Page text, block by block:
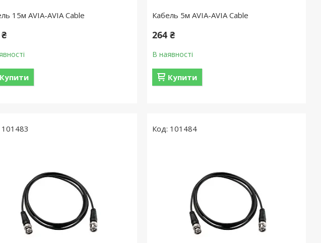
15м AVIA-AVIA Cable
Купити
Кабель 5м AVIA-AVIA Cable
264 ₴
В наявності
Купити
101483 101484